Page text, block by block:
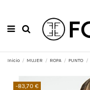
Inicio MUJER ROPA PUNTO
-83,70 €